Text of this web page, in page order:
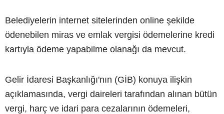
Belediyelerin internet sitelerinden online şekilde
ödenebilen miras ve emlak vergisi ödemelerine kredi
kartıyla ödeme yapabilme olanağı da mevcut.
Gelir İdaresi Başkanlığı'nın (GİB) konuya ilişkin
açıklamasında, vergi daireleri tarafından alınan bütün
vergi, harç ve idari para cezalarının ödemeleri,